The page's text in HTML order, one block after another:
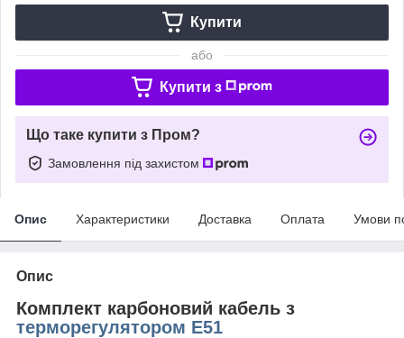
Купити
або
Купити з
Що таке купити з Пром?
Замовлення під захистом
Опис Характеристики Доставка Оплата Умови
Опис
Комплект карбоновий кабель з
терморегулятором E51